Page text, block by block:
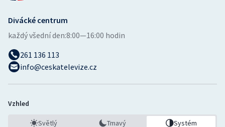
Ostatní
Divácké centrum
každý všední den:8:00—16:00 hodin
261 136 113
info@ceskatelevize.cz
Vzhled
Světlý Tmavý Systém